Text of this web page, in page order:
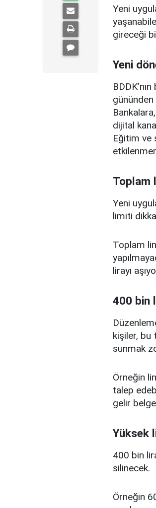
Yeni
gireceği
Yeni
dijital
Eğitim ve
Toplam
Yeni
limiti
Toplam
lirayı
400 bin
kişiler, bu
sunmak
Örneğin
talep
gelir
Yüksek
400 bin
silinecek.
Örneğin